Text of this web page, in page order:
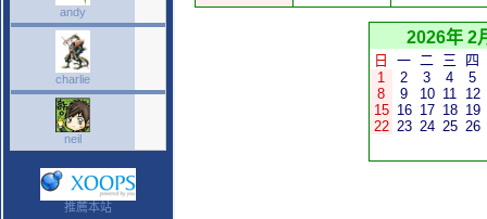
andy
charlie
neil
推薦本站
2026年 2
日 一 二 三
四
1
2 3 4
5
8
9 10 11 12
15 16 17 18 19
22 23 24 25 26